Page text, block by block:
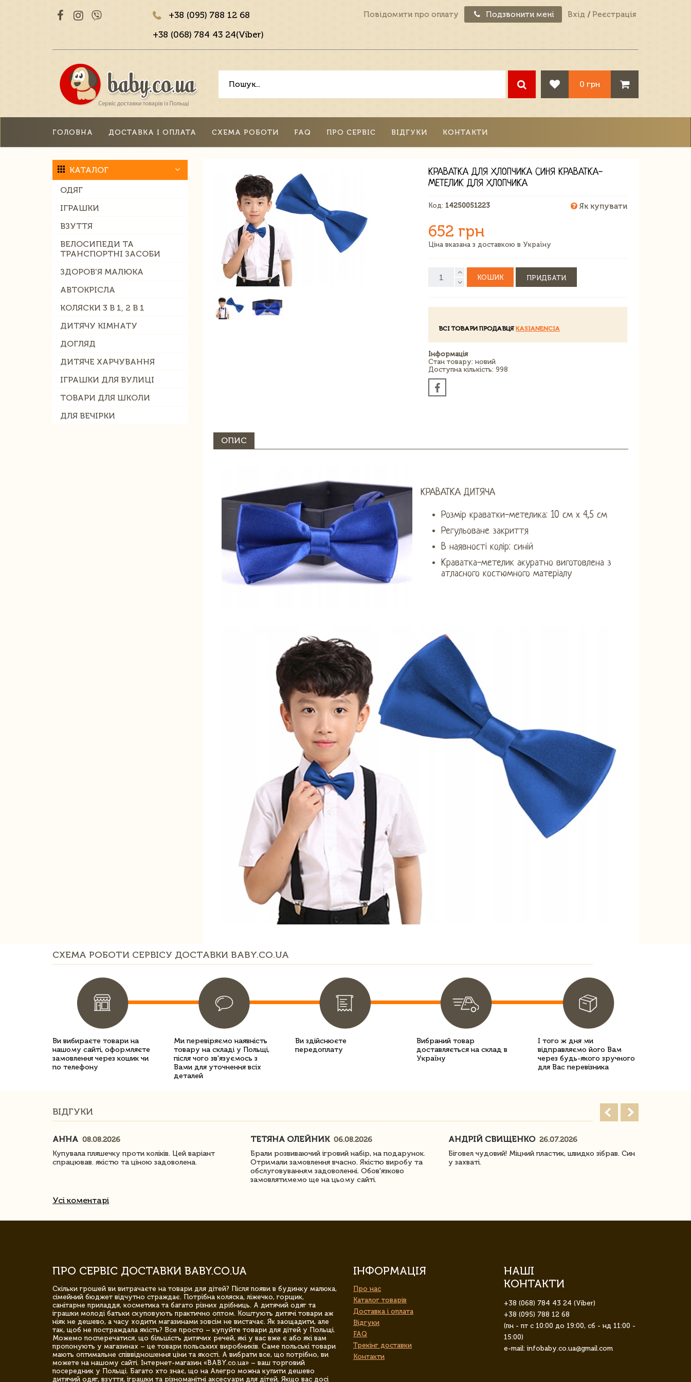
+38 (095) 788 12 68
+38 (068) 784 43 24(Viber)
Повідомити про оплату Подзвонити мені Вхід / Реєстрація
0 грн
ГОЛОВНА ДОСТАВКА І ОПЛАТА СХЕМА РОБОТИ FAQ ПРО СЕРВІС ВІДГУКИ КОНТАКТИ
КАТАЛОГ
ОДЯГ
ІГРАШКИ
ВЗУТТЯ
ВЕЛОСИПЕДИ ТА
ТРАНСПОРТНІ ЗАСОБИ
ЗДОРОВ'Я МАЛЮКА
АВТОКРІСЛА
КОЛЯСКИ 3 В 1, 2 В 1
ДИТЯЧУ КІМНАТУ
ДОГЛЯД
ДИТЯЧЕ ХАРЧУВАННЯ
ІГРАШКИ ДЛЯ ВУЛИЦІ
ТОВАРИ ДЛЯ ШКОЛИ
ДЛЯ ВЕЧІРКИ
КРАВАТКА ДЛЯ ХЛОПЧИКА СИНЯ КРАВАТКА-
МЕТЕЛИК ДЛЯ ХЛОПЧИКА
Код: 14250051223 Як купувати
652 грн
Ціна вказана з доставкою в Україну
КОШИК ПРИДБАТИ
ВСІ ТОВАРИ ПРОДАВЦЯKASIANENCIA
Інформація
Стан товару: новий
Доступна кількість: 998
ОПИС
КРАВАТКА ДИТЯЧА
Розмір краватки-метелика: 10 см х 4,5 см
Регульоване закриття
В наявності колір: синій
Краватка-метелик акуратно виготовлена ​​з
атласного костюмного матеріалу
СХЕМА РОБОТИ СЕРВІСУ ДОСТАВКИ BABY.CO.UA
Ви вибираєте товари на
нашому сайті, оформляєте
замовлення через кошик чи
по телефону
Ми перевіряємо наявність
товару на складі у Польщі,
після чого зв'язуємось з
Вами для уточнення всіх
деталей
Ви здійснюєте
передоплату
Вибраний товар
доставляється на склад в
Україну
І того ж дня ми
відправляємо його Вам
через будь-якого зручного
для Вас перевізника
ВІДГУКИ
АННА 08.08.2026
Купувала пляшечку проти коліків. Цей варіант
спрацював. якістю та ціною задоволена.
ТЕТЯНА ОЛЕЙНИК 06.08.2026
Брали розвиваючий ігровий набір, на подарунок.
Отримали замовлення вчасно. Якістю виробу та
обслуговуванням задоволенні. Обов'язково
замовлятимемо ще на цьому сайті.
АНДРІЙ СВИЩЕНКО 26.07.2026
Біговел чудовий! Міцний пластик, швидко зібрав. Син
у захваті.
Усі коментарі
ПРО СЕРВІС ДОСТАВКИ BABY.CO.UA
Скільки грошей ви витрачаєте на товари для дітей? Після появи в будинку малюка,
сімейний бюджет відчутно страждає. Потрібна коляска, ліжечко, горщик,
санітарне приладдя, косметика та багато різних дрібниць. А дитячий одяг та
іграшки молоді батьки скуповують практично оптом. Коштують дитячі товари аж
ніяк не дешево, а часу ходити магазинами зовсім не вистачає. Як заощадити, але
так, щоб не постраждала якість? Все просто – купуйте товари для дітей у Польщі.
Можемо посперечатися, що більшість дитячих речей, які у вас вже є або які вам
пропонують у магазинах – це товари польських виробників. Саме польські товари
мають оптимальне співвідношення ціни та якості. А вибрати все, що потрібно, ви
можете на нашому сайті. Інтернет-магазин «BABY.co.ua» – ваш торговий
посередник у Польщі. Багато хто знає, що на Алегро можна купити дешево
дитячий одяг, взуття, іграшки та різноманітні аксесуари для дітей. Якщо вас досі
ІНФОРМАЦІЯ
Про нас
Каталог товарів
Доставка і оплата
Відгуки
FAQ
Трекінг доставки
Контакти
НАШІ
КОНТАКТИ
+38 (068) 784 43 24 (Viber)
+38 (095) 788 12 68
(пн - пт с 10:00 до 19:00, сб - нд 11:00 -
15:00)
e-mail: infobaby.co.ua@gmail.com